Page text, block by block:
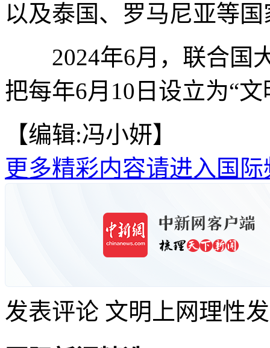
以及泰国、罗马尼亚等
2024年6月，联合国
把每年6月10日设立为“
【编辑:冯小妍】
更多精彩内容请进入国际
发表评论 文明上网理性